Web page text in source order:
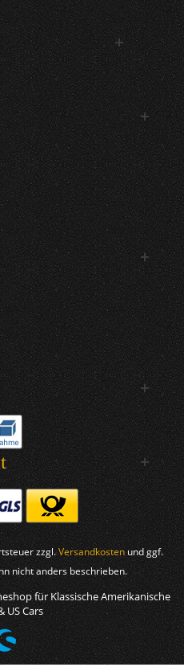
zzgl.Versandkosten und ggf.
nicht anders beschrieben.
für Klassische Amerikanische
US Cars